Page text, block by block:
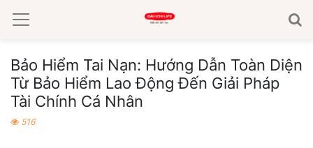
Bảo Hiểm Tai Nạn: Hướng Dẫn Toàn Diện
Từ Bảo Hiểm Lao Động Đến Giải Pháp
Tài Chính Cá Nhân
516